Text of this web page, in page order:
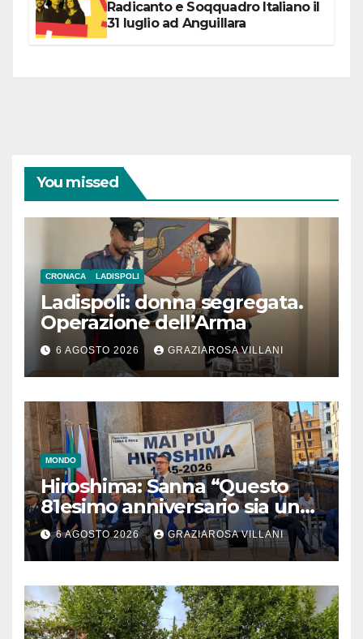
Radicanto e Soqquadro Italiano il
31 luglio ad Anguillara
You missed
CRONACA LADISPOLI
Ladispoli: donna segregata.
Operazione dell’Arma
6 AGOSTO 2026 GRAZIAROSA VILLANI
MONDO
Hiroshima: Sanna “Questo
81esimo anniversario sia un
monito per tutti”
6 AGOSTO 2026 GRAZIAROSA VILLANI